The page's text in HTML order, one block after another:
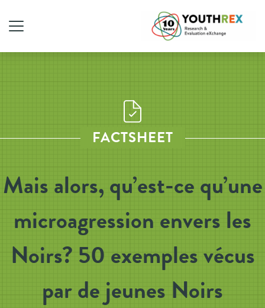
FACTSHEET
Mais alors, qu’est-ce qu’une
microagression envers les
Noirs? 50 exemples vécus
par de jeunes Noirs